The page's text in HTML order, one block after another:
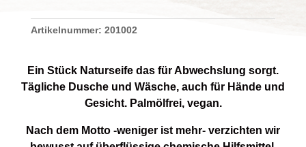
ohne
Öle,
einfach
Seife.
mit
Artikelnummer: 201002
Ein Stück Naturseife das für Abwechslung sorgt.
Tägliche Dusche und Wäsche, auch für Hände und
Gesicht. Palmölfrei, vegan.
Nach dem Motto -weniger ist mehr- verzichten wir